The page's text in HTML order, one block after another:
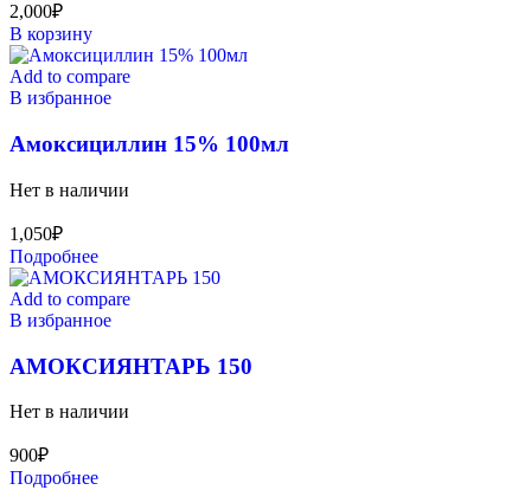
2,000₽
В корзину
Add to compare
В избранное
Амоксициллин 15% 100мл
Нет в наличии
1,050₽
Подробнее
Add to compare
В избранное
АМОКСИЯНТАРЬ 150
Нет в наличии
900₽
Подробнее